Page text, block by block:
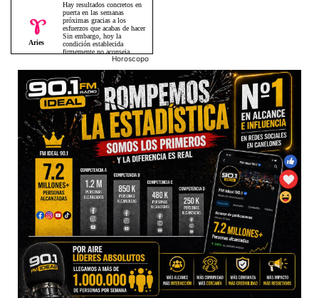
Horoscopo